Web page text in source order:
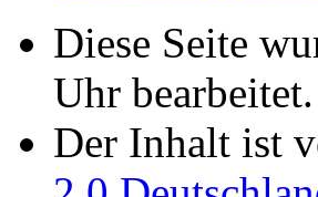
Diese Seite
Uhr bearbeitet.
Der Inhalt ist